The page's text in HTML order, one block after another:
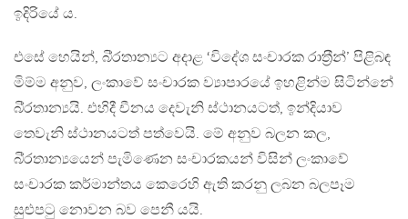
ඉදිරියේ ය.
එසේ හෙයින්, බි‍්‍රතාන්‍යට අදාළ ‘විදේශ සංචාරක රාත‍්‍රීන්’ පිළිබඳ
මිම්ම අනුව, ලංකාවේ සංචාරක ව්‍යාපාරයේ ඉහළින්ම සිටින්නේ
බි‍්‍රතාන්‍යයි. එහිදී චීනය දෙවැනි ස්ථානයටත්, ඉන්දියාව
තෙවැනි ස්ථානයටත් පත්වෙයි. මේ අනුව බලන කල,
බි‍්‍රතාන්‍යයෙන් පැමිණෙන සංචාරකයන් විසින් ලංකාවේ
සංචාරක කර්මාන්තය කෙරෙහි ඇති කරනු ලබන බලපෑම
සුළුපටු නොවන බව පෙනී යයි.